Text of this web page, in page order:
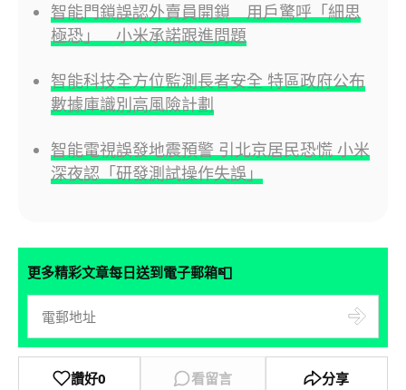
智能門鎖誤認外賣員開鎖 用戶驚呼「細思
極恐」 小米承諾跟進問題
智能科技全方位監測長者安全 特區政府公布
數據庫識別高風險計劃
智能電視誤發地震預警 引北京居民恐慌 小米
深夜認「研發測試操作失誤」
更多精彩文章每日送到電子郵箱📮
讚好0 看留言 分享